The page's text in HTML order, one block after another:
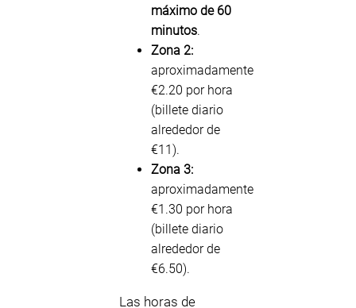
máximo de 60
minutos.
Zona 2:
aproximadamente
€2.20 por hora
(billete diario
alrededor de
€11).
Zona 3:
aproximadamente
€1.30 por hora
(billete diario
alrededor de
€6.50).
Las horas de